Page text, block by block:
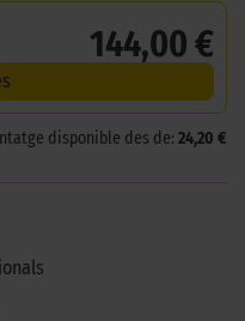
144,00 €
disponible des de: 24,20 €